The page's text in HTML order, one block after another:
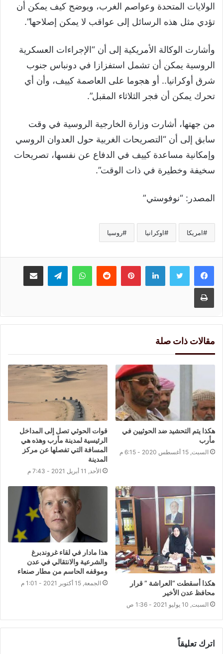
الولايات المتحدة وعواصم الغرب، ويوضح كيف يمكن أن
تؤدي مثل هذه الرسائل إلى عواقب لا يمكن إصلاحها”.
وأشارت الوكالة الأمريكية إلى أن “الإجراءات العسكرية
الروسية يمكن أن تشمل استفزازا في دونباس جنوب
شرق أوكرانيا.. أو هجوما على العاصمة كييف، وأن أي
تحرك يمكن أن فجر الثلاثاء المقبل”.
من جهتها، أشارت وزارة الخارجية الروسية في وقت
سابق إلى أن “التصريحات الغربية حول العدوان الروسي
وإمكانية مساعدة كييف في الدفاع عن نفسها، تصريحات
سخيفة وخطيرة في ذات الوقت”.
المصدر: “نوفوستي”
امريكا اوكرانيا روسيا
لينكدإنبينتيريست واتسابتيلقرام مشاركة عبر البريد
طباعة
مقالات ذات صلة
هكذا يتم التحشيد ضد الحوثيين في
مأرب
السبت, 15 أغسطس 2020 - 6:15 م
قوات الحوثي تصل إلى المداخل
الرئيسية لمدينة مأرب وهذه هي
المسافة التي تفصلها عن مركز
المدينة
الأحد, 11 أبريل 2021 - 7:43 م
هكذا أسقطت “العراشة ” قرار
محافظ عدن الأخير
السبت, 10 يوليو 2021 - 1:36 ص
هذا مادار في لقاء غروندبرغ
والشرعية والانتقالي في عدن
وموقفه الحاسم من مطار صنعاء
الجمعة, 15 أكتوبر 2021 - 1:01 م
اترك تعليقاً